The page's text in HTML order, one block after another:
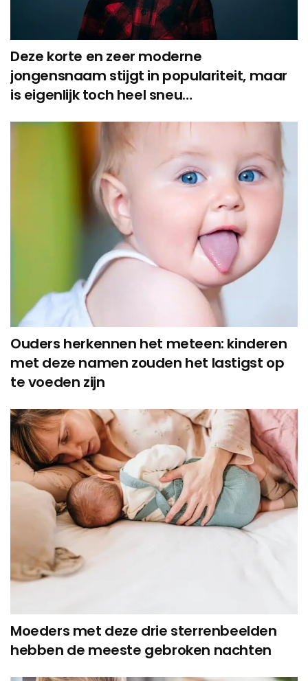
Deze korte en zeer moderne
jongensnaam stijgt in populariteit, maar
is eigenlijk toch heel sneu…
Ouders herkennen het meteen: kinderen
met deze namen zouden het lastigst op
te voeden zijn
Moeders met deze drie sterrenbeelden
hebben de meeste gebroken nachten